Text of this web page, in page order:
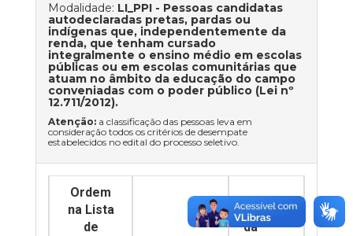
Modalidade: LI_PPI - Pessoas candidatas
autodeclaradas pretas, pardas ou
indígenas que, independentemente da
renda, que tenham cursado
integralmente o ensino médio em escolas
públicas ou em escolas comunitárias que
atuam no âmbito da educação do campo
conveniadas com o poder público (Lei nº
12.711/2012).
Atenção: a classificação das pessoas leva em
consideração todos os critérios de desempate
estabelecidos no edital do processo seletivo.
Ordem
na Lista
de
Nome
da